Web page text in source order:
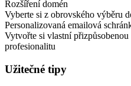
Rozšíření domén
Vyberte si z obrovského výběru
Personalizovaná emailová
Vytvořte si vlastní
profesionalitu
Užitečné tipy